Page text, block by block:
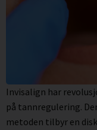
Invisalign har
på tannregulering.
metoden tilbyr en